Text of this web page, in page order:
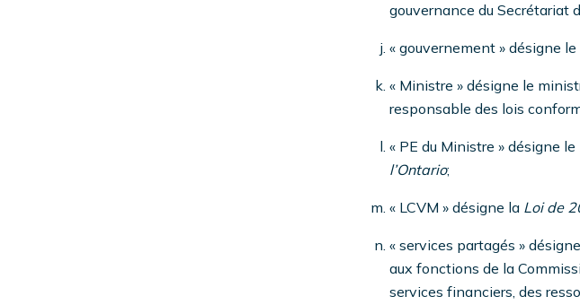
gouvernance du Secrétariat
« gouvernement » désigne
« Ministre » désigne le
responsable des lois
« PE du Ministre » désigne le
l’Ontario;
« LCVM » désigne la Loi de
« services partagés »
aux fonctions de la
services financiers, des